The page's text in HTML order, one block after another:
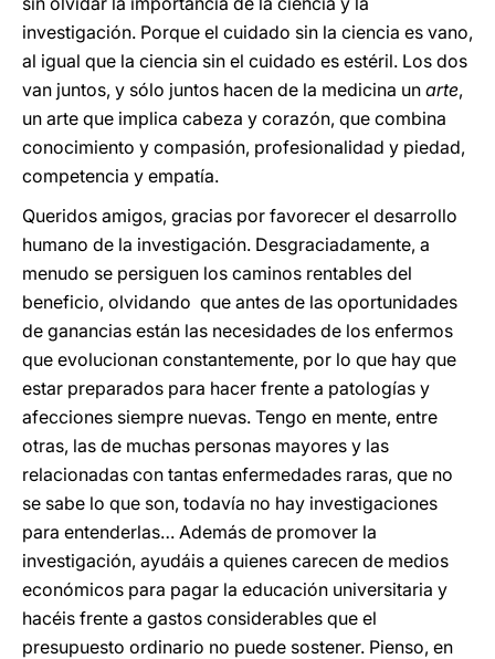
investigación. Porque el cuidado sin la ciencia es vano,
al igual que la ciencia sin el cuidado es estéril. Los dos
van juntos, y sólo juntos hacen de la medicina un arte,
un arte que implica cabeza y corazón, que combina
conocimiento y compasión, profesionalidad y piedad,
competencia y empatía.
Queridos amigos, gracias por favorecer el desarrollo
humano de la investigación. Desgraciadamente, a
menudo se persiguen los caminos rentables del
beneficio, olvidando que antes de las oportunidades
de ganancias están las necesidades de los enfermos
que evolucionan constantemente, por lo que hay que
estar preparados para hacer frente a patologías y
afecciones siempre nuevas. Tengo en mente, entre
otras, las de muchas personas mayores y las
relacionadas con tantas enfermedades raras, que no
se sabe lo que son, todavía no hay investigaciones
para entenderlas… Además de promover la
investigación, ayudáis a quienes carecen de medios
económicos para pagar la educación universitaria y
hacéis frente a gastos considerables que el
presupuesto ordinario no puede sostener. Pienso, en